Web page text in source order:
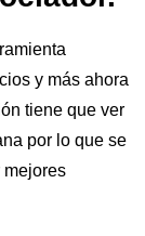
y más ahora
tiene que ver
por lo que se
mejores